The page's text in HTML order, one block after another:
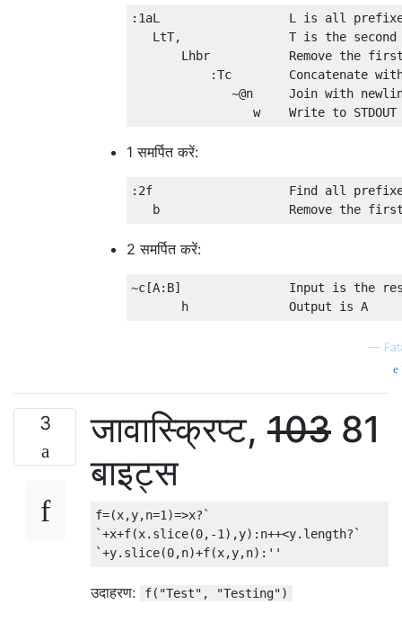
:1aL                  L is all prefixes
LtT,               T is the second
Lhbr           Remove the
:Tc        Concatenate
~@n     Join with
1 समर्पित करें:
:2f                   Find all prefixes
2 समर्पित करें:
~c[A:B]               Input is the
—
3 जावास्क्रिप्ट, 103 81
बाइट्स
f=(x,y,n=1)=>x?`
`+x+f(x.slice(0,-1),y):n++<y.length?`
उदाहरण: f("Test", "Testing")